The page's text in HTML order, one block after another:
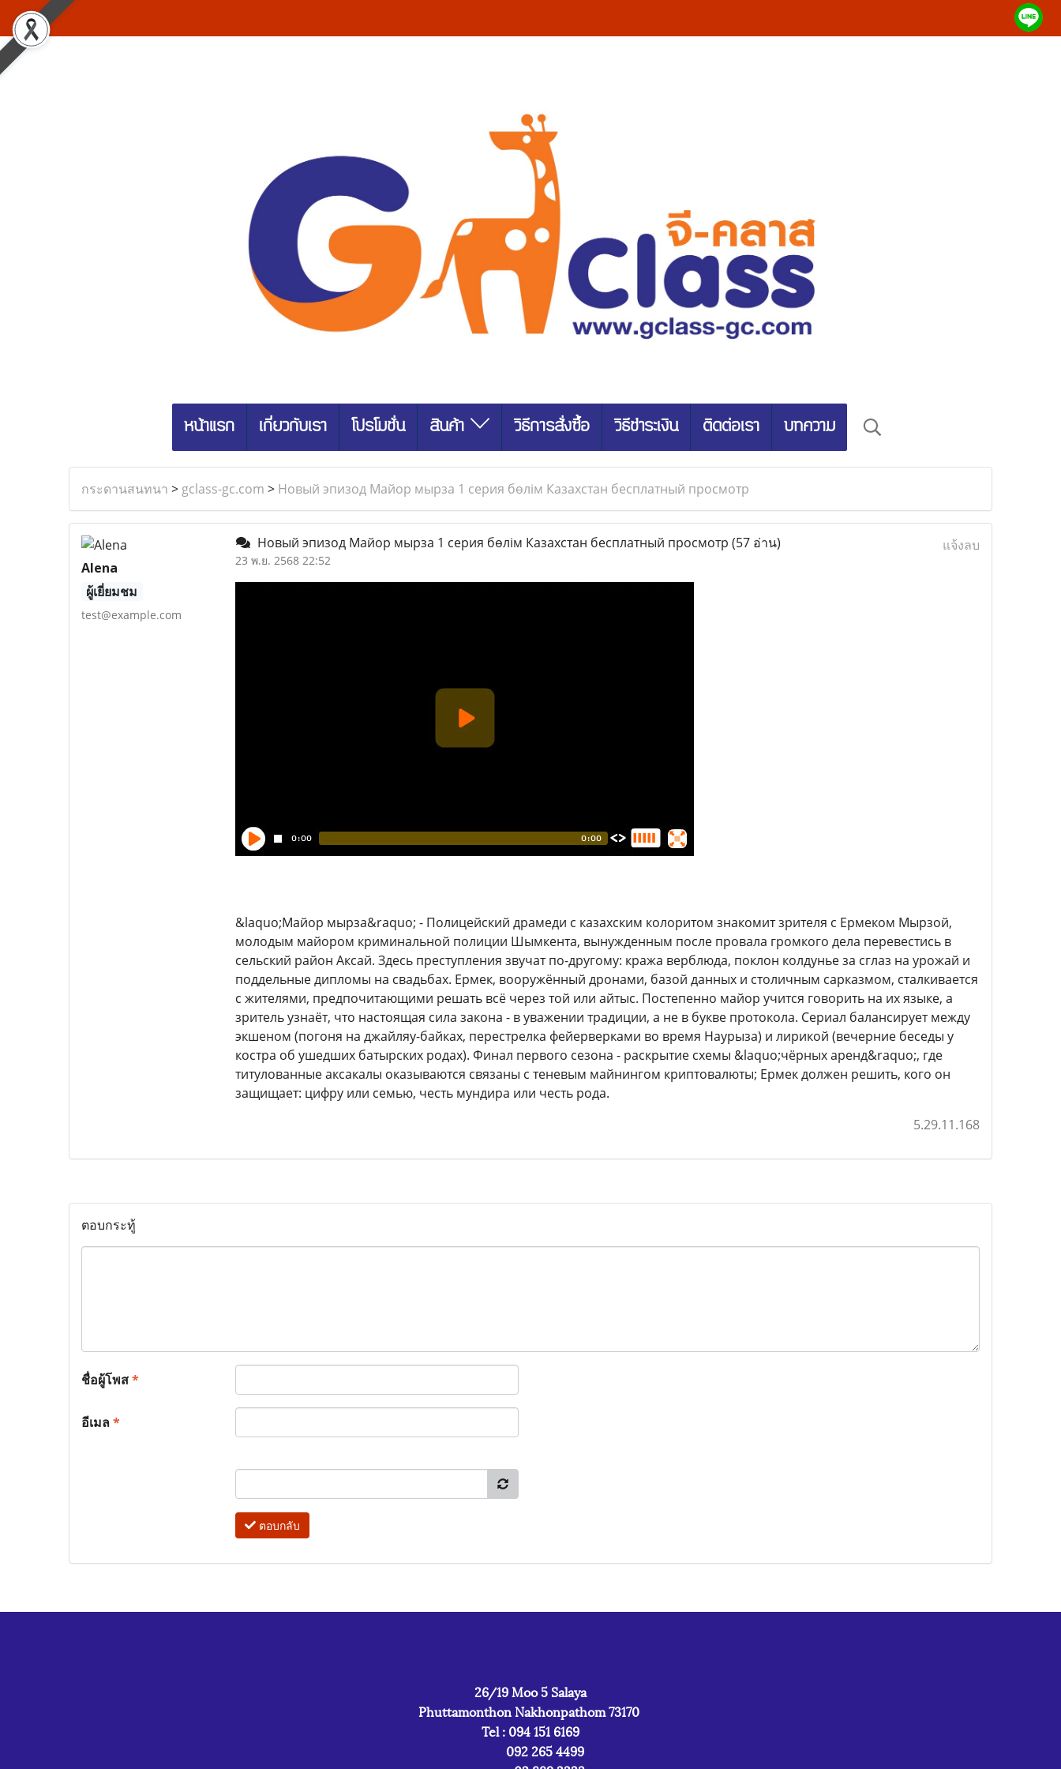
หน้าแรก เกี่ยวกับเรา โปรโมชั่น สินค้า วิธีการสั่งซื้อ วิธีชำระเงิน ติดต่อเรา บทความ
กระดานสนทนา > gclass-gc.com > Новый эпизод Майор мырза 1 серия бөлім Казахстан бесплатный просмотр
Alena
ผู้เยี่ยมชม
test@example.com
Новый эпизод Майор мырза 1 серия бөлім Казахстан бесплатный просмотр (57 อ่าน)
23 พ.ย. 2568 22:52
แจ้งลบ
&laquo;Майор мырза&raquo; - Полицейский драмеди с казахским колоритом знакомит зрителя с Ермеком Мырзой,
молодым майором криминальной полиции Шымкента, вынужденным после провала громкого дела перевестись в
сельский район Аксай. Здесь преступления звучат по-другому: кража верблюда, поклон колдунье за сглаз на урожай и
поддельные дипломы на свадьбах. Ермек, вооружённый дронами, базой данных и столичным сарказмом, сталкивается
с жителями, предпочитающими решать всё через той или айтыс. Постепенно майор учится говорить на их языке, а
зритель узнаёт, что настоящая сила закона - в уважении традиции, а не в букве протокола. Сериал балансирует между
экшеном (погоня на джайляу-байках, перестрелка фейерверками во время Наурыза) и лирикой (вечерние беседы у
костра об ушедших батырских родах). Финал первого сезона - раскрытие схемы &laquo;чёрных аренд&raquo;, где
титулованные аксакалы оказываются связаны с теневым майнингом криптовалюты; Ермек должен решить, кого он
защищает: цифру или семью, честь мундира или честь рода.
5.29.11.168
ตอบกระทู้
ชื่อผู้โพส*
อีเมล*
ตอบกลับ
26/19 Moo 5 Salaya
Phuttamonthon Nakhonpathom 73170
Tel : 094 151 6169
092 265 4499